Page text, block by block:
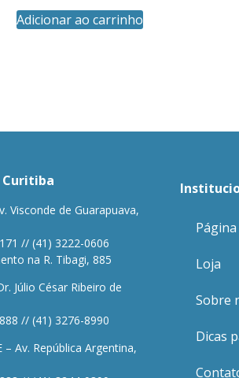
Adicionar ao carrinho
Curitiba
Visconde de Guarapuava,
// (41) 3222-0606
na R. Tibagi, 885
Júlio César Ribeiro de
// (41) 3276-8990
– Av. República Argentina,
Loja
Sobre
Dicas